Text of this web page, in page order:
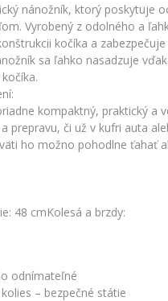
nánožník, ktorý poskytuje
Vyrobený z odolného a
kočíka a
sa ľahko nasadzuje
kompaktný, praktický a
prepravu, či už v kufri auta
ho možno pohodlne ťahať
48 cmKolesá a brzdy:
odnímateľné
– bezpečné státie